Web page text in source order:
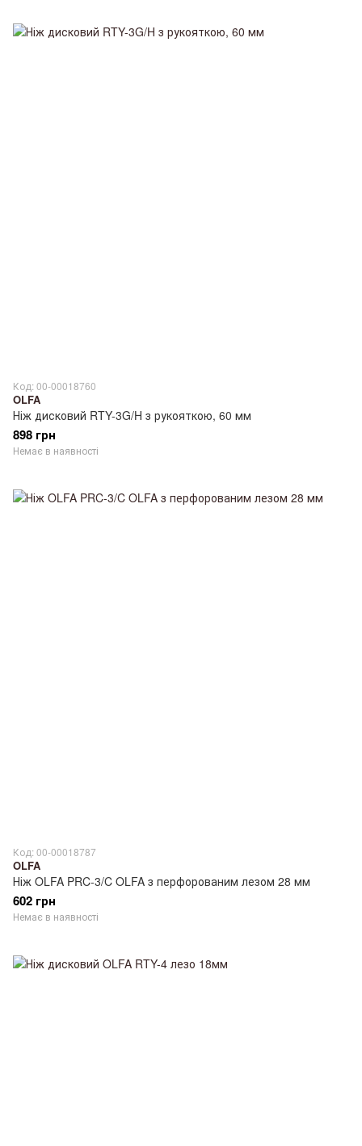
Код: 00-00018760
OLFA
Ніж дисковий RTY-3G/H з рукояткою, 60 мм
898 грн
Немає в наявності
Код: 00-00018787
OLFA
Ніж OLFA PRC-3/C OLFA з перфорованим лезом 28 мм
602 грн
Немає в наявності